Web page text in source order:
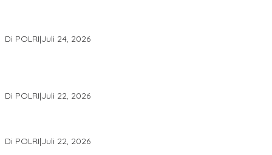
Di POLRI|Juli 24, 2026
Di POLRI|Juli 22, 2026
Di POLRI|Juli 22, 2026